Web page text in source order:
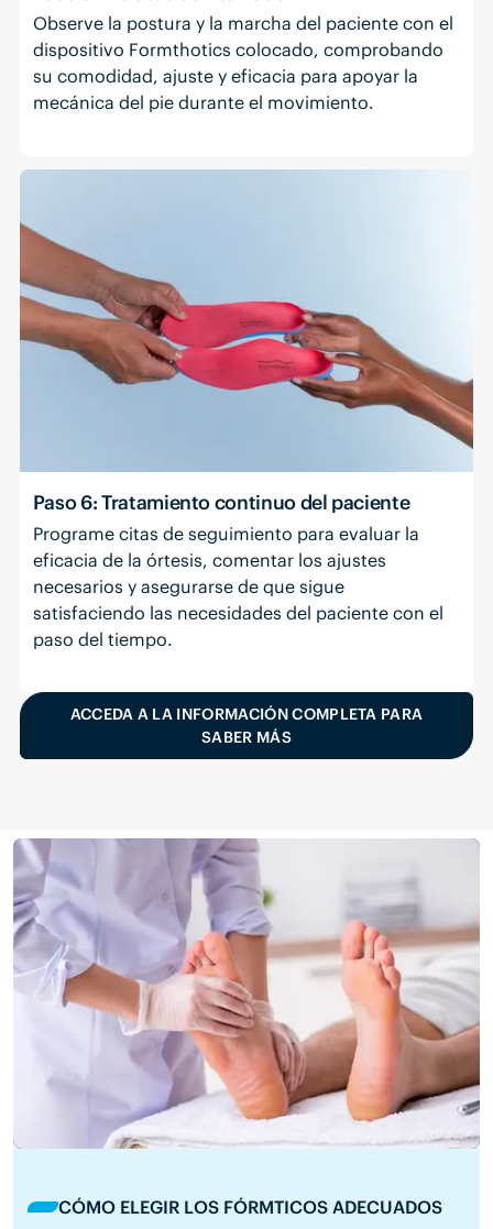
Observe la postura y la marcha del paciente con el
dispositivo Formthotics colocado, comprobando
su comodidad, ajuste y eficacia para apoyar la
mecánica del pie durante el movimiento.
Paso 6: Tratamiento continuo del paciente
Programe citas de seguimiento para evaluar la
eficacia de la órtesis, comentar los ajustes
necesarios y asegurarse de que sigue
satisfaciendo las necesidades del paciente con el
paso del tiempo.
ACCEDA A LA INFORMACIÓN COMPLETA PARA
SABER MÁS
CÓMO ELEGIR LOS FÓRMTICOS ADECUADOS